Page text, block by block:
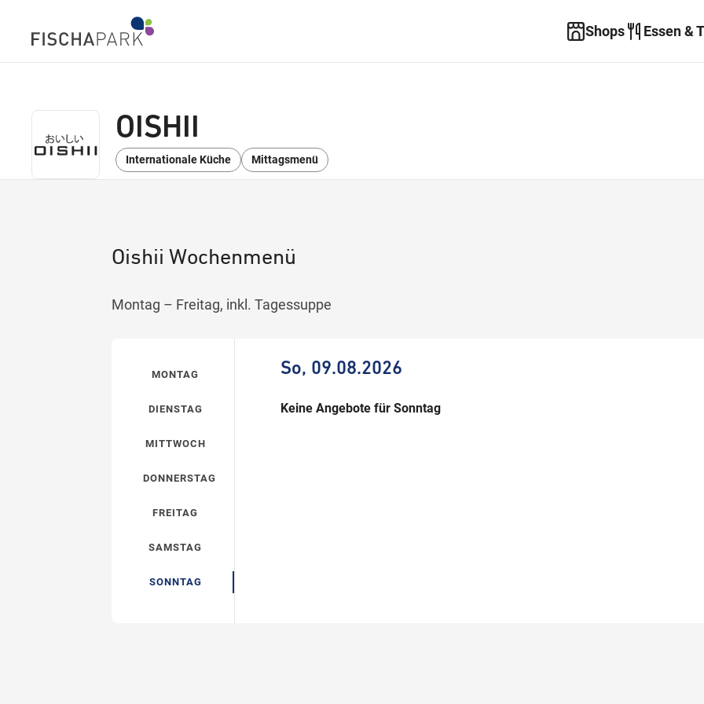
Shops Essen &
OISHII
Internationale Küche Mittagsmenü
Oishii Wochenmenü
Montag – Freitag, inkl. Tagessuppe
MONTAG
DIENSTAG
MITTWOCH
DONNERSTAG
FREITAG
SAMSTAG
SONNTAG
So, 09.08.2026
Keine Angebote für Sonntag